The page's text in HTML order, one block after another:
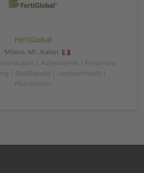
FertiGlobal
Milano, MI , Italien
| Außendienst | Forschung
| Großhandel | Landwirtschaft |
Pflanzenbau